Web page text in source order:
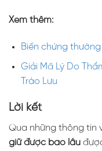
Xem thêm:
Biến chứng
Giải Mã Lý Do
Trào Lưu
Lời kết
Qua những thông tin
giữ được bao lâu